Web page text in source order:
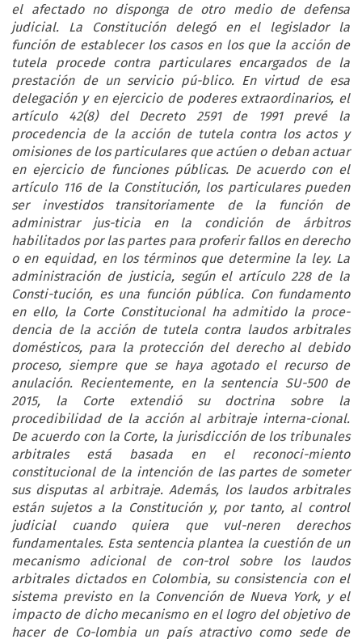
el afectado no disponga de otro medio de defensa
judicial. La Constitución delegó en el legislador la
función de establecer los casos en los que la acción de
tutela procede contra particulares encargados de la
prestación de un servicio pú-blico. En virtud de esa
delegación y en ejercicio de poderes extraordinarios, el
artículo 42(8) del Decreto 2591 de 1991 prevé la
procedencia de la acción de tutela contra los actos y
omisiones de los particulares que actúen o deban actuar
en ejercicio de funciones públicas. De acuerdo con el
artículo 116 de la Constitución, los particulares pueden
ser investidos transitoriamente de la función de
administrar jus-ticia en la condición de árbitros
habilitados por las partes para proferir fallos en derecho
o en equidad, en los términos que determine la ley. La
administración de justicia, según el artículo 228 de la
Consti-tución, es una función pública. Con fundamento
en ello, la Corte Constitucional ha admitido la proce-
dencia de la acción de tutela contra laudos arbitrales
domésticos, para la protección del derecho al debido
proceso, siempre que se haya agotado el recurso de
anulación. Recientemente, en la sentencia SU-500 de
2015, la Corte extendió su doctrina sobre la
procedibilidad de la acción al arbitraje interna-cional.
De acuerdo con la Corte, la jurisdicción de los tribunales
arbitrales está basada en el reconoci-miento
constitucional de la intención de las partes de someter
sus disputas al arbitraje. Además, los laudos arbitrales
están sujetos a la Constitución y, por tanto, al control
judicial cuando quiera que vul-neren derechos
fundamentales. Esta sentencia plantea la cuestión de un
mecanismo adicional de con-trol sobre los laudos
arbitrales dictados en Colombia, su consistencia con el
sistema previsto en la Convención de Nueva York, y el
impacto de dicho mecanismo en el logro del objetivo de
hacer de Co-lombia un país atractivo como sede de